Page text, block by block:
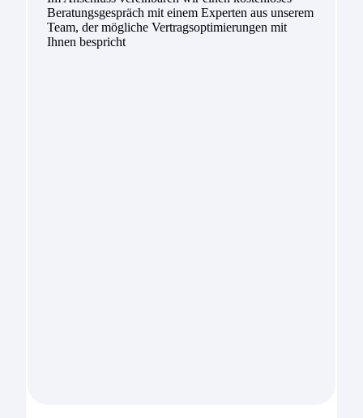
Beratungsgespräch mit einem Experten aus unserem
Team, der mögliche Vertragsoptimierungen mit
Ihnen bespricht